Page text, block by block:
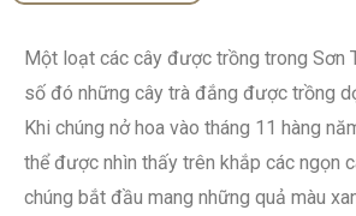
Một loạt các cây được trồng trong Sơn
số đó những cây trà đắng được trồng
Khi chúng nở hoa vào tháng 11 hàng
thể được nhìn thấy trên khắp các ngọn
chúng bắt đầu mang những quả màu